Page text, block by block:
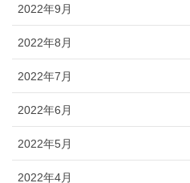
2022年9月
2022年8月
2022年7月
2022年6月
2022年5月
2022年4月